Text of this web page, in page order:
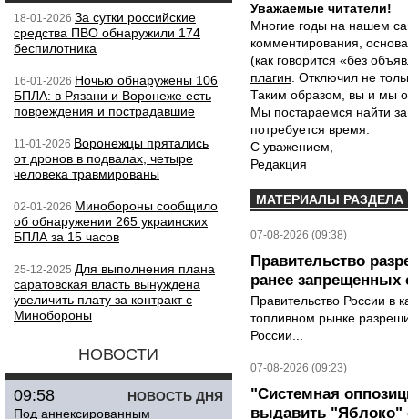
18-01-2026 За сутки российские
средства ПВО обнаружили 174
беспилотника
16-01-2026 Ночью обнаружены 106
БПЛА: в Рязани и Воронеже есть
повреждения и пострадавшие
11-01-2026 Воронежцы прятались
от дронов в подвалах, четыре
человека травмированы
02-01-2026 Минобороны сообщило
об обнаружении 265 украинских
БПЛА за 15 часов
25-12-2025 Для выполнения плана
саратовская власть вынуждена
увеличить плату за контракт с
Минобороны
НОВОСТИ
НОВОСТЬ ДНЯ
09:58
Под аннексированным
Уважаемые читатели!
Многие годы на нашем
комментирования,
(как говорится «без
плагин . Отключил не
Таким образом, вы и мы
Мы постараемся найти
потребуется время.
С уважением,
Редакция
МАТЕРИАЛЫ РАЗДЕЛА
07-08-2026 (09:38)
Правительство
ранее запрещенных
Правительство России в
топливном рынке
России...
07-08-2026 (09:23)
"Системная
выдавить "Яблоко"